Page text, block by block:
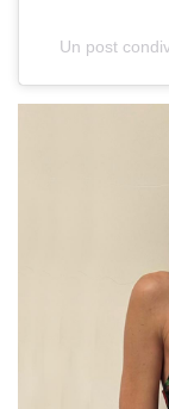
Un post